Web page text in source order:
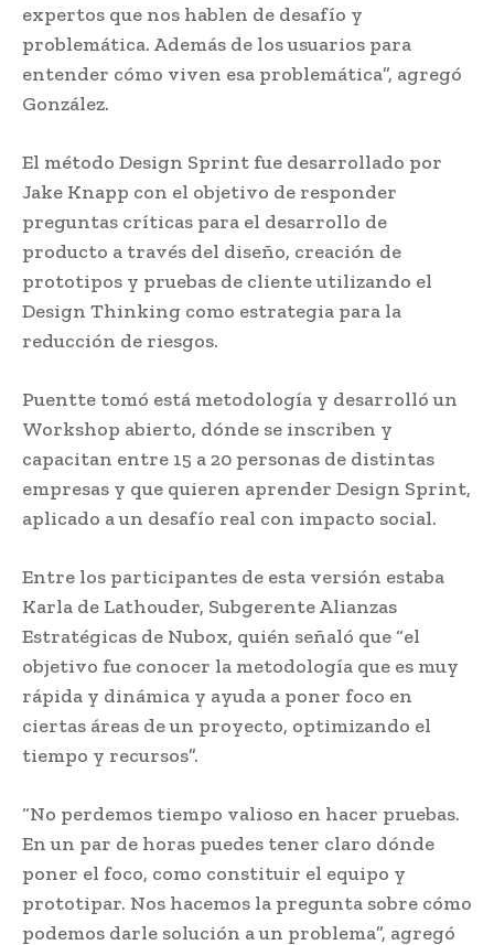
expertos que nos hablen de desafío y
problemática. Además de los usuarios para
entender cómo viven esa problemática”, agregó
González.
El método Design Sprint fue desarrollado por
Jake Knapp con el objetivo de responder
preguntas críticas para el desarrollo de
producto a través del diseño, creación de
prototipos y pruebas de cliente utilizando el
Design Thinking como estrategia para la
reducción de riesgos.
Puentte tomó está metodología y desarrolló un
Workshop abierto, dónde se inscriben y
capacitan entre 15 a 20 personas de distintas
empresas y que quieren aprender Design Sprint,
aplicado a un desafío real con impacto social.
Entre los participantes de esta versión estaba
Karla de Lathouder, Subgerente Alianzas
Estratégicas de Nubox, quién señaló que “el
objetivo fue conocer la metodología que es muy
rápida y dinámica y ayuda a poner foco en
ciertas áreas de un proyecto, optimizando el
tiempo y recursos”.
“No perdemos tiempo valioso en hacer pruebas.
En un par de horas puedes tener claro dónde
poner el foco, como constituir el equipo y
prototipar. Nos hacemos la pregunta sobre cómo
podemos darle solución a un problema”, agregó